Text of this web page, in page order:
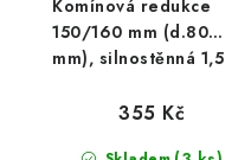
Komínová redukce
150/160 mm (d.80
mm), silnostěnná 1,5
355 Kč